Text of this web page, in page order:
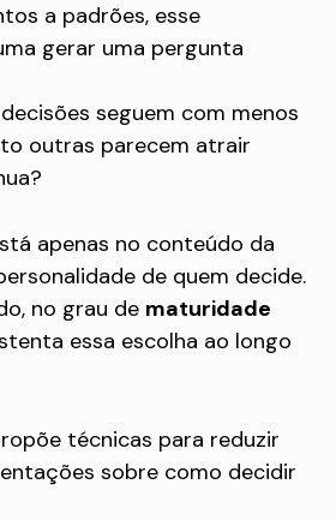
a padrões, esse
gerar uma pergunta
seguem com menos
outras parecem atrair
apenas no conteúdo da
de quem decide.
no grau de maturidade
essa escolha ao longo
técnicas para reduzir
sobre como decidir